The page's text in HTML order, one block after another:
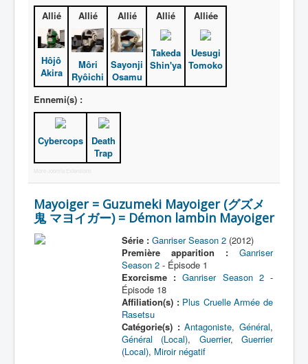
Allié
Hôjô
Akira
Allié
Môri
Ryôichi
Allié
Sayonji
Osamu
Allié
Takeda
Shin'ya
Alliée
Uesugi
Tomoko
Ennemi(s) :
Cybercops
Death
Trap
More Joomla Extensions
Mayoiger = Guzumeki Mayoiger (グズメ
鬼 マヨイガー) = Démon lambin Mayoiger
Série : Ganriser Season 2(2012)
Première apparition :
Ganriser
Season 2- Épisode 1
Exorcisme : Ganriser Season 2-
Épisode 18
Affiliation(s) : Plus Cruelle Armée de
Rasetsu
Catégorie(s) : Antagoniste, Général,
Général (Local), Guerrier,Guerrier
(Local), Miroir négatif